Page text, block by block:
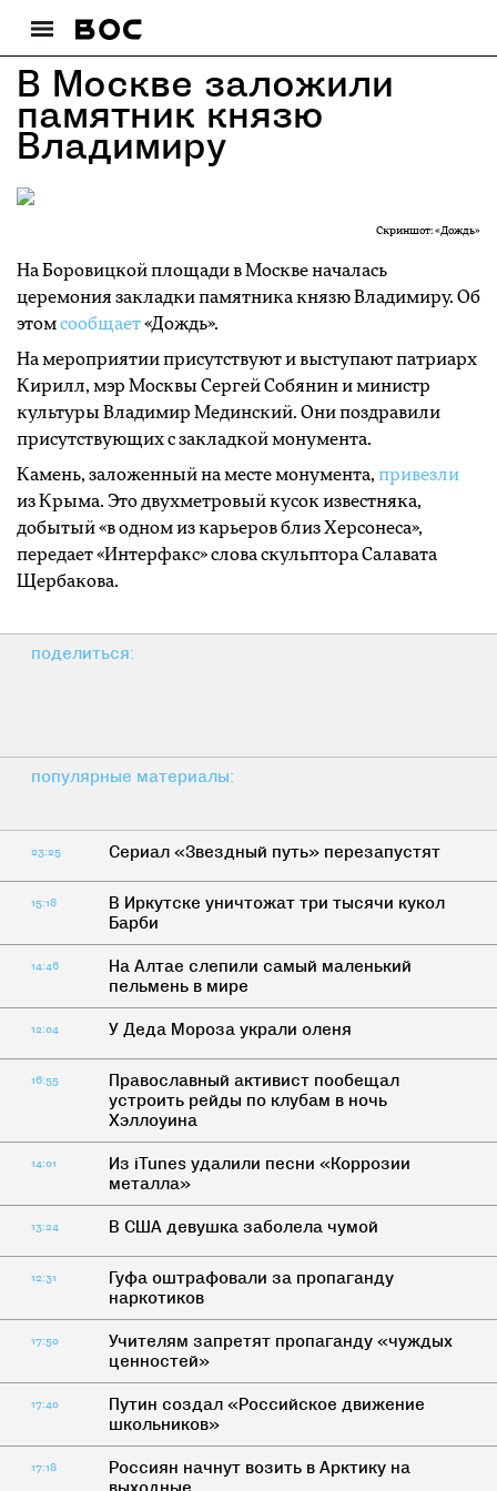
В Москве заложили
памятник князю
Владимиру
Скриншот: «Дождь»
На Боровицкой площади в Москве началась
церемония закладки памятника князю Владимиру. Об
этомсообщает«Дождь».
На мероприятии присутствуют и выступают патриарх
Кирилл, мэр Москвы Сергей Собянин и министр
культуры Владимир Мединский. Они поздравили
присутствующих с закладкой монумента.
Камень, заложенный на месте монумента, привезли
из Крыма. Это двухметровый кусок известняка,
добытый «в одном из карьеров близ Херсонеса»,
передает «Интерфакс» слова скульптора Салавата
Щербакова.
поделиться:
популярные материалы:
23:25 Сериал «Звездный путь» перезапустят
15:18
В Иркутске уничтожат три тысячи кукол
Барби
14:46
На Алтае слепили самый маленький
пельмень в мире
12:04 У Деда Мороза украли оленя
16:55
Православный активист пообещал
устроить рейды по клубам в ночь
Хэллоуина
14:01
Из iTunes удалили песни «Коррозии
металла»
13:24 В США девушка заболела чумой
12:31
Гуфа оштрафовали за пропаганду
наркотиков
17:50
Учителям запретят пропаганду «чуждых
ценностей»
17:40
Путин создал «Российское движение
школьников»
17:18
Россиян начнут возить в Арктику на